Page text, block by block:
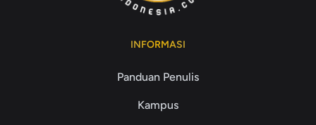
INFORMASI
Panduan Penulis
Kampus